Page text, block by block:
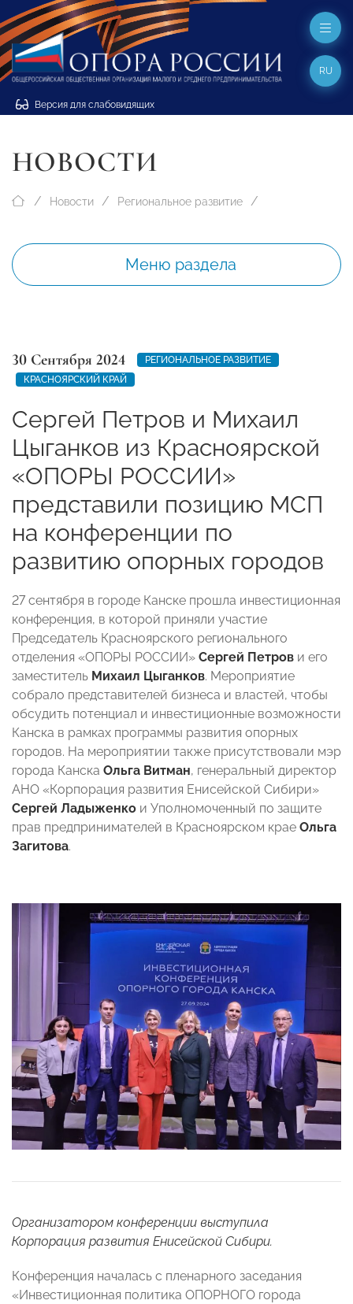
Версия для слабовидящих
RU
НОВОСТИ
Новости Региональное развитие
Меню раздела
30 Сентября 2024
РЕГИОНАЛЬНОЕ РАЗВИТИЕ
КРАСНОЯРСКИЙ КРАЙ
Сергей Петров и Михаил
Цыганков из Красноярской
«ОПОРЫ РОССИИ»
представили позицию МСП
на конференции по
развитию опорных городов
27 сентября в городе Канске прошла инвестиционная
конференция, в которой приняли участие
Председатель Красноярского регионального
отделения «ОПОРЫ РОССИИ» Сергей Петров и его
заместитель Михаил Цыганков. Мероприятие
собрало представителей бизнеса и властей, чтобы
обсудить потенциал и инвестиционные возможности
Канска в рамках программы развития опорных
городов. На мероприятии также присутствовали мэр
города Канска Ольга Витман, генеральный директор
АНО «Корпорация развития Енисейской Сибири»
Сергей Ладыженко и Уполномоченный по защите
прав предпринимателей в Красноярском крае Ольга
Загитова.
Организатором конференции выступила
Корпорация развития Енисейской Сибири.
Конференция началась с пленарного заседания
«Инвестиционная политика ОПОРНОГО города